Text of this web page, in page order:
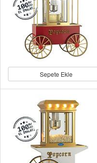
Sepete Ekle